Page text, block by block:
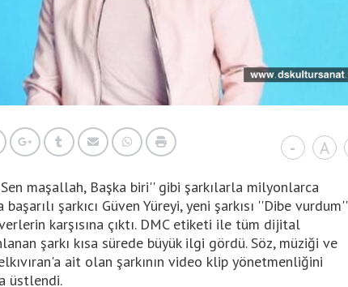
- A
Sen maşallah, Başka biri'' gibi şarkılarla milyonlarca
şarkıcı Güven Yüreyi, yeni şarkısı ''Dibe vurdum''
karşısına çıktı. DMC etiketi ile tüm dijital
şarkı kısa sürede büyük ilgi gördü. Söz, müziği ve
ait olan şarkının video klip yönetmenliğini
üstlendi.